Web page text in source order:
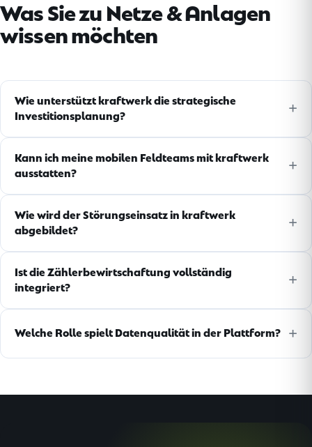
Was Sie zu Netze & Anlagen
wissen möchten
Wie unterstützt kraftwerk die strategische
Investitionsplanung?
Kann ich meine mobilen Feldteams mit kraftwerk
ausstatten?
Wie wird der Störungseinsatz in kraftwerk
abgebildet?
Ist die Zählerbewirtschaftung vollständig
integriert?
Welche Rolle spielt Datenqualität in der Plattform?